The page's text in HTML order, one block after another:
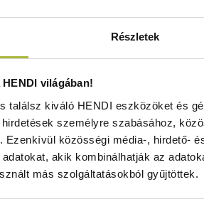
Részletek
világában!
találsz kiváló HENDI eszközöket és
személyre szabásához,
Ezenkívül közösségi média-, hirdető-
akik kombinálhatják az
más szolgáltatásokból gyűjtöttek.
2 görgővel a stabilitás
optimális hűtést biztosít
és egyenként legfeljebb 40